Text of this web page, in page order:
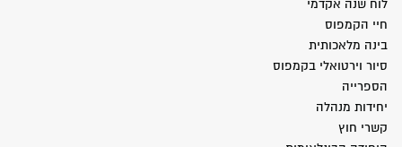
לוח שנה אקדמי
חיי הקמפוס
בינה מלאכותית
סיור וירטואלי בקמפוס
הספרייה
יחידות מנהלה
קשרי חוץ